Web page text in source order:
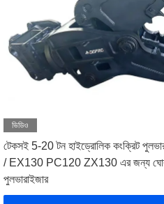
ভিডিও
টেকসই 5-20 টন হাইড্রোলিক কংক্রিট
/ EX130 PC120 ZX130 এর জন্য
পুলভারাইজার